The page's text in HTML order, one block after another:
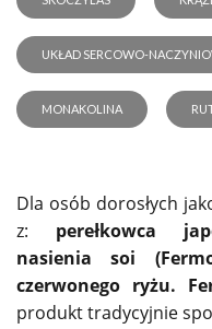
UKŁAD SERCOWO-
MONAKOLINA
Dla osób dorosłych
z: perełkowca
nasienia soi
czerwonego ryżu.
produkt tradycyjnie